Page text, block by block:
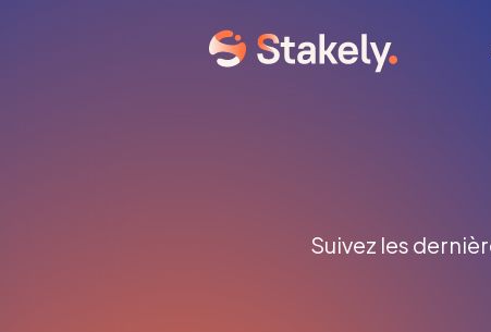
Suivez les